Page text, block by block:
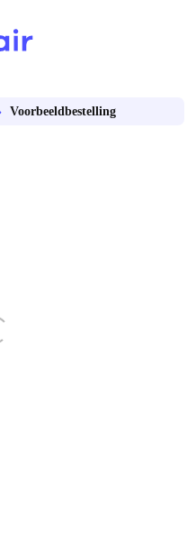
Voorbeeldbestelling